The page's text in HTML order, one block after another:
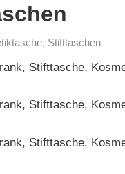
, Stifttaschen